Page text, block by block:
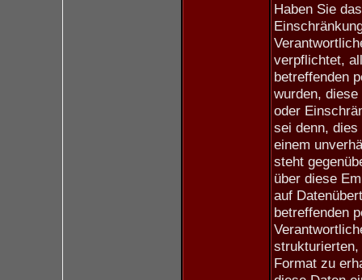
Haben Sie
verpflichtet,
betreffenden
wurden,
oder
sei denn,
einem
steht
über diese
auf
betreffenden
strukturierten,
Format zu